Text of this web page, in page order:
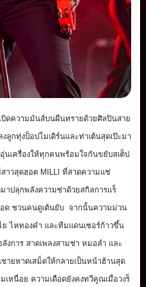
บิดความมันส์บนผืนทรายด้วยศิลปินสาย
งลูกทุ่งป็อปโมเดิร์นและท่าเต้นสุดเป๊ะมา
นเครื่องให้ทุกคนพร้อมใจกันขยับสเต็ป
สาวสุดฮอต MILLI ที่สาดความแซ่
าปลุกพลังความซ่าด้วยสกิลการแร็
อด ชวนคนดูเต้นยับ จากนั้นความม่วน
ย ไหทองคำ และทีมแดนเซอร์ก้าวขึ้น
ลังการ สาดเพลงสามช่า หมอลำ และ
ยหาดเสม็ดให้กลายเป็นหน้าฮ้านสุด
เหนื่อย ความเดือดยังคงทวีคูณเมื่อวงร็